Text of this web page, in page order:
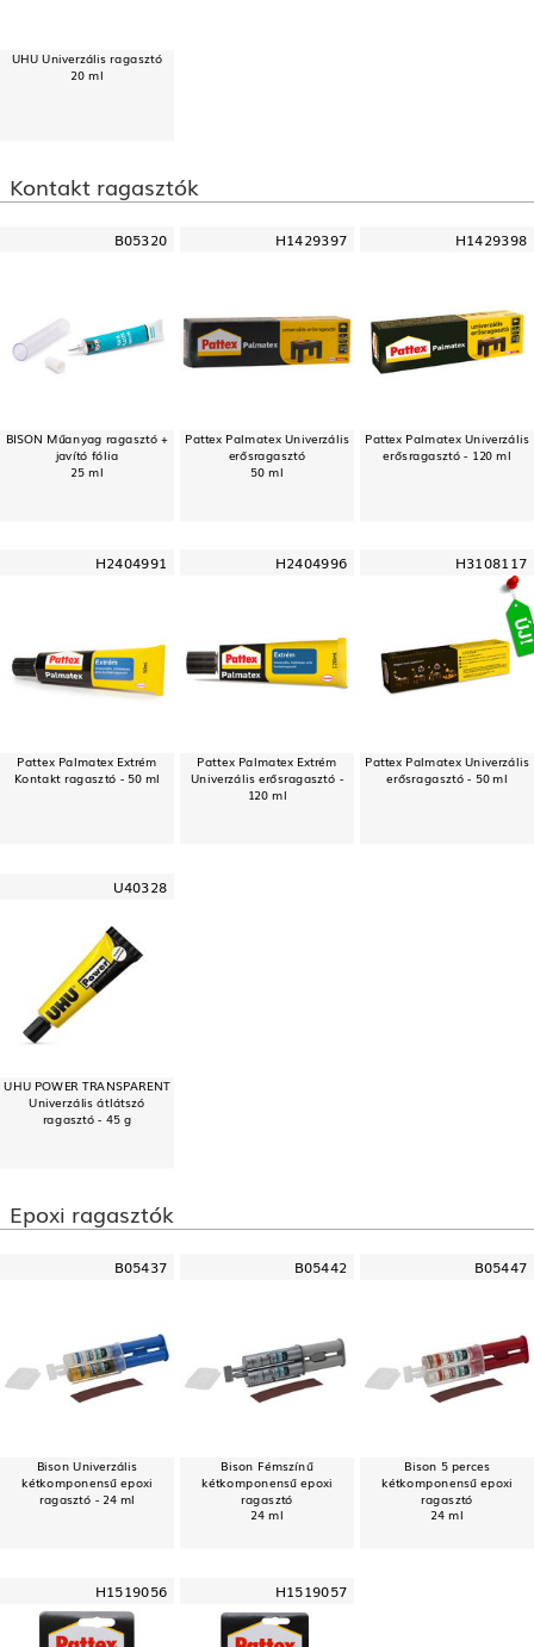
UHU Univerzális ragasztó
20 ml
Kontakt ragasztók
B05320
BISON Műanyag ragasztó +
javító fólia
25 ml
H1429397
Pattex Palmatex Univerzális
erősragasztó
50 ml
H1429398
Pattex Palmatex Univerzális
erősragasztó - 120 ml
H2404991
Pattex Palmatex Extrém
Kontakt ragasztó - 50 ml
H2404996
Pattex Palmatex Extrém
Univerzális erősragasztó -
120 ml
H3108117
Pattex Palmatex Univerzális
erősragasztó - 50 ml
U40328
UHU POWER TRANSPARENT
Univerzális átlátszó
ragasztó - 45 g
Epoxi ragasztók
B05437
Bison Univerzális
kétkomponensű epoxi
ragasztó - 24 ml
B05442
Bison Fémszínű
kétkomponensű epoxi
ragasztó
24 ml
B05447
Bison 5 perces
kétkomponensű epoxi
ragasztó
24 ml
H1519056 H1519057